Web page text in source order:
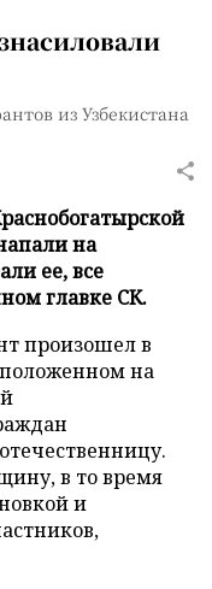
из Узбекистана
на
ее, все
главке СК.
произошел в
на
в то время
и